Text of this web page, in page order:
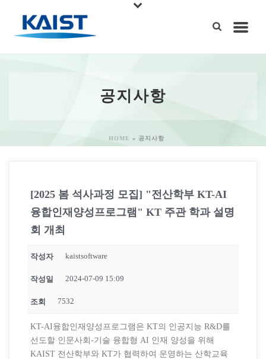
공지사항
HOME » 공지사항
[2025 봄 석사과정 모집] "전산학부 KT-AI
융합인재양성프로그램" KT 주관 학과 설명
회 개최
작성자 kaistsoftware
작성일 2024-07-09 15:09
조회 7532
KT-AI융합인재양성프로그램은 KT의 인공지능 R&D를
선도할 인문사회-기술 융합형 AI 인재 양성을 위해
KAIST 전산학부와 KT가 협력하여 운영하는 산학교육